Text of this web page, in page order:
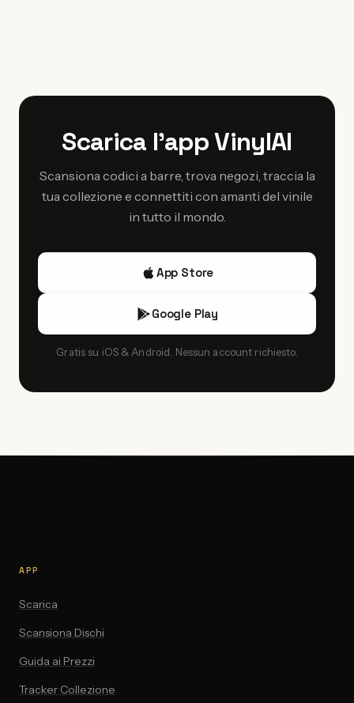
Scarica l'app VinylAI
Scansiona codici a barre, trova negozi, traccia la
tua collezione e connettiti con amanti del vinile
in tutto il mondo.
App Store
Google Play
Gratis su iOS & Android. Nessun account richiesto.
APP
Scarica
Scansiona Dischi
Guida ai Prezzi
Tracker Collezione